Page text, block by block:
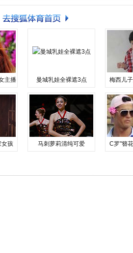
主播 曼城乳娃全裸遮3点 梅西儿
女孩 马刺萝莉清纯可爱 C罗"簪